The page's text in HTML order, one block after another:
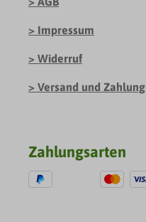
Impressum
Widerruf
Versand und Zahlung
Zahlungsarten